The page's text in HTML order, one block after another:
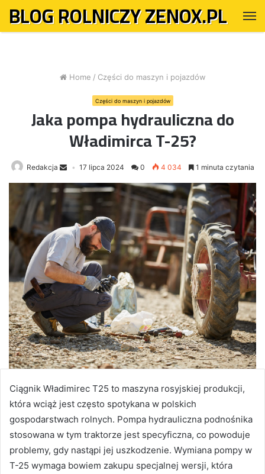
BLOG ROLNICZY ZENOX.PL
Home / Części do maszyn i pojazdów
Części do maszyn i pojazdów
Jaka pompa hydrauliczna do
Władimirca T-25?
Redakcja 17 lipca 2024 0 4 034 1 minuta czytania
Ciągnik Władimirec T25 to maszyna rosyjskiej produkcji,
która wciąż jest często spotykana w polskich
gospodarstwach rolnych. Pompa hydrauliczna podnośnika
stosowana w tym traktorze jest specyficzna, co powoduje
problemy, gdy nastąpi jej uszkodzenie. Wymiana pompy w
T-25 wymaga bowiem zakupu specjalnej wersji, która